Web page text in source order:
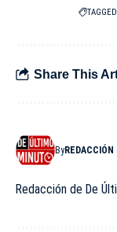
Share This
ByREDACCIÓN
Redacción de De